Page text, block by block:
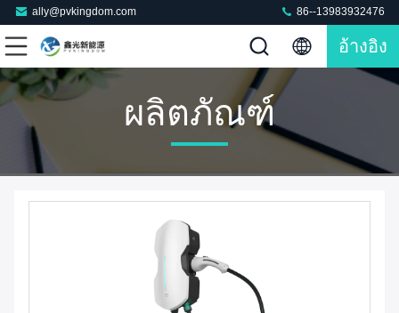
ally@pvkingdom.com 86--13983932476
อ้างอิง
ผลิตภัณฑ์